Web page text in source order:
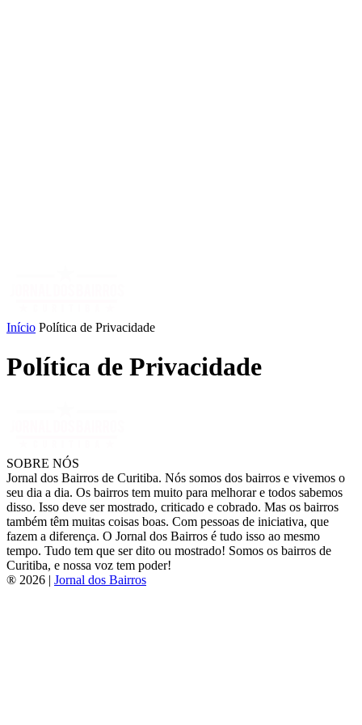
Início Política de Privacidade
Política de Privacidade
SOBRE NÓS
Jornal dos Bairros de Curitiba. Nós somos dos bairros e vivemos o
seu dia a dia. Os bairros tem muito para melhorar e todos sabemos
disso. Isso deve ser mostrado, criticado e cobrado. Mas os bairros
também têm muitas coisas boas. Com pessoas de iniciativa, que
fazem a diferença. O Jornal dos Bairros é tudo isso ao mesmo
tempo. Tudo tem que ser dito ou mostrado! Somos os bairros de
Curitiba, e nossa voz tem poder!
® 2026 | Jornal dos Bairros